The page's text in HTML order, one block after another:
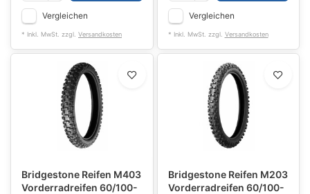
Vergleichen
* Inkl. MwSt. zzgl. Versandkosten
Vergleichen
* Inkl. MwSt. zzgl. Versandkosten
Bridgestone Reifen M403
Vorderradreifen 60/100-
Bridgestone Reifen M203
Vorderradreifen 60/100-